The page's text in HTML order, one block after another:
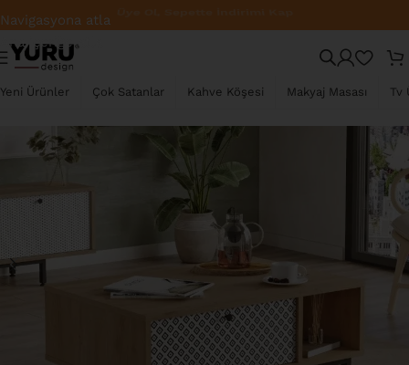
Navigasyona atla
Ana içeriğe atla
Yeni Ürünler Çok Satanlar Kahve Köşesi Makyaj Masası Tv
YENI